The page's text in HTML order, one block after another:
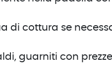
di cottura se
guarniti con